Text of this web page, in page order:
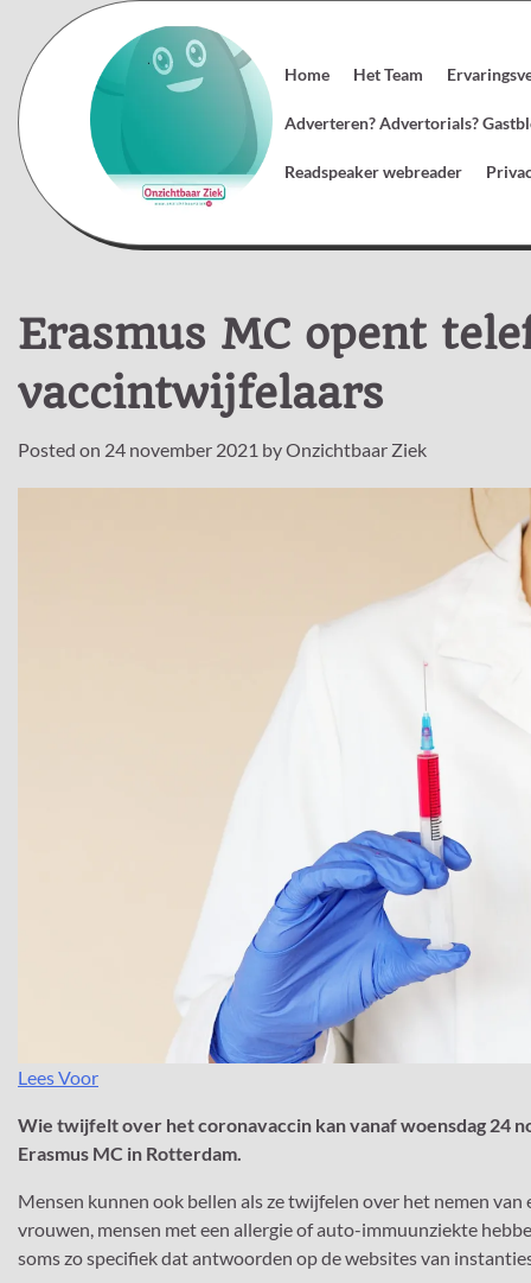
content
Home Het Team
Adverteren? Advertorials?
Readspeaker webreader
Erasmus MC opent
vaccintwijfelaars
Posted on 24 november 2021 byOnzichtbaar Ziek
Lees Voor
Wie twijfelt over het coronavaccin kan vanaf woensdag 24
Erasmus MC in Rotterdam.
Mensen kunnen ook bellen als ze twijfelen over het nemen
vrouwen, mensen met een allergie of auto-immuunziekte
soms zo specifiek dat antwoorden op de websites van